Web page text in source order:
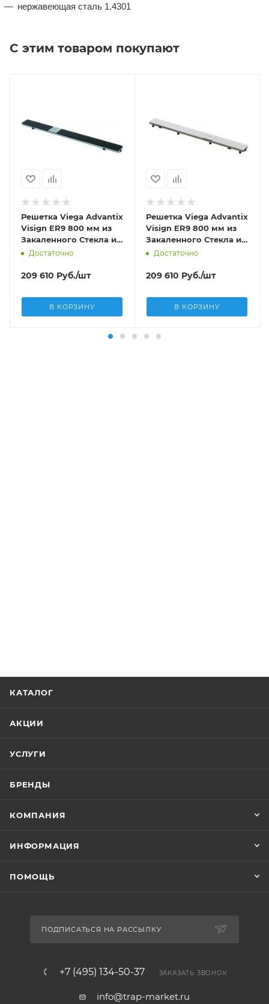
нержавеющая сталь 1.4301
С этим товаром покупают
Решетка Viega Advantix
Visign ER9 800 мм из
Закаленного Стекла и
нержавеющей стали
Достаточно
209 610 Руб./шт
В КОРЗИНУ
Решетка Viega Advantix
Visign ER9 800 мм из
Закаленного Стекла и
нержавеющей стали
616939
Достаточно
209 610 Руб./шт
В КОРЗИНУ
КАТАЛОГ
АКЦИИ
УСЛУГИ
БРЕНДЫ
КОМПАНИЯ
ИНФОРМАЦИЯ
ПОМОЩЬ
ПОДПИСАТЬСЯ НА РАССЫЛКУ
+7 (495) 134-50-37 ЗАКАЗАТЬ ЗВОНОК
info@trap-market.ru